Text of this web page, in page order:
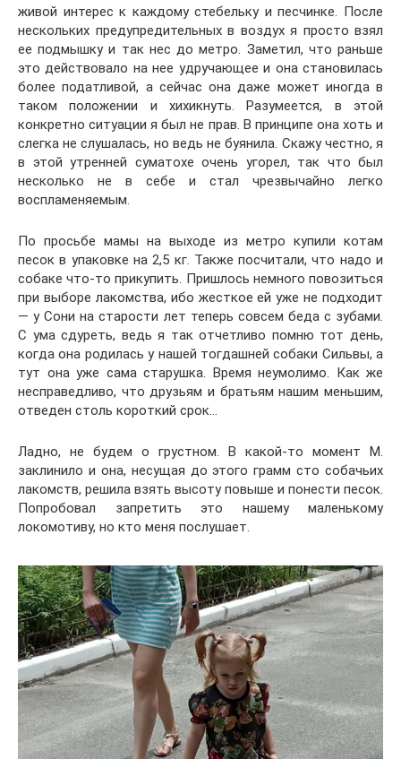
живой интерес к каждому стебельку и песчинке. После
нескольких предупредительных в воздух я просто взял
ее подмышку и так нес до метро. Заметил, что раньше
это действовало на нее удручающее и она становилась
более податливой, а сейчас она даже может иногда в
таком положении и хихикнуть. Разумеется, в этой
конкретно ситуации я был не прав. В принципе она хоть и
слегка не слушалась, но ведь не буянила. Скажу честно, я
в этой утренней суматохе очень угорел, так что был
несколько не в себе и стал чрезвычайно легко
воспламеняемым.
По просьбе мамы на выходе из метро купили котам
песок в упаковке на 2,5 кг. Также посчитали, что надо и
собаке что-то прикупить. Пришлось немного повозиться
при выборе лакомства, ибо жесткое ей уже не подходит
— у Сони на старости лет теперь совсем беда с зубами.
С ума сдуреть, ведь я так отчетливо помню тот день,
когда она родилась у нашей тогдашней собаки Сильвы, а
тут она уже сама старушка. Время неумолимо. Как же
несправедливо, что друзьям и братьям нашим меньшим,
отведен столь короткий срок…
Ладно, не будем о грустном. В какой-то момент М.
заклинило и она, несущая до этого грамм сто собачьих
лакомств, решила взять высоту повыше и понести песок.
Попробовал запретить это нашему маленькому
локомотиву, но кто меня послушает.